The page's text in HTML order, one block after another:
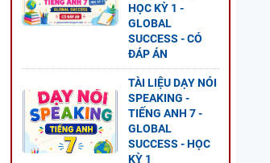
HỌC KỲ 1 -
GLOBAL
SUCCESS - CÓ
ĐÁP ÁN
TÀI LIỆU DẠY NÓI
SPEAKING -
TIẾNG ANH 7 -
GLOBAL
SUCCESS - HỌC
KỲ 1